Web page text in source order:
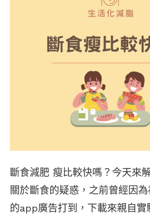
斷食減肥 瘦比較快嗎？今天來
關於斷食的疑惑，之前曾經因
的app廣告打到，下載來親自實